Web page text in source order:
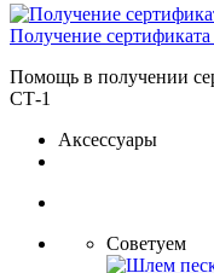
Получение
Помощь в получении
СТ-1
Аксессуары
Советуем